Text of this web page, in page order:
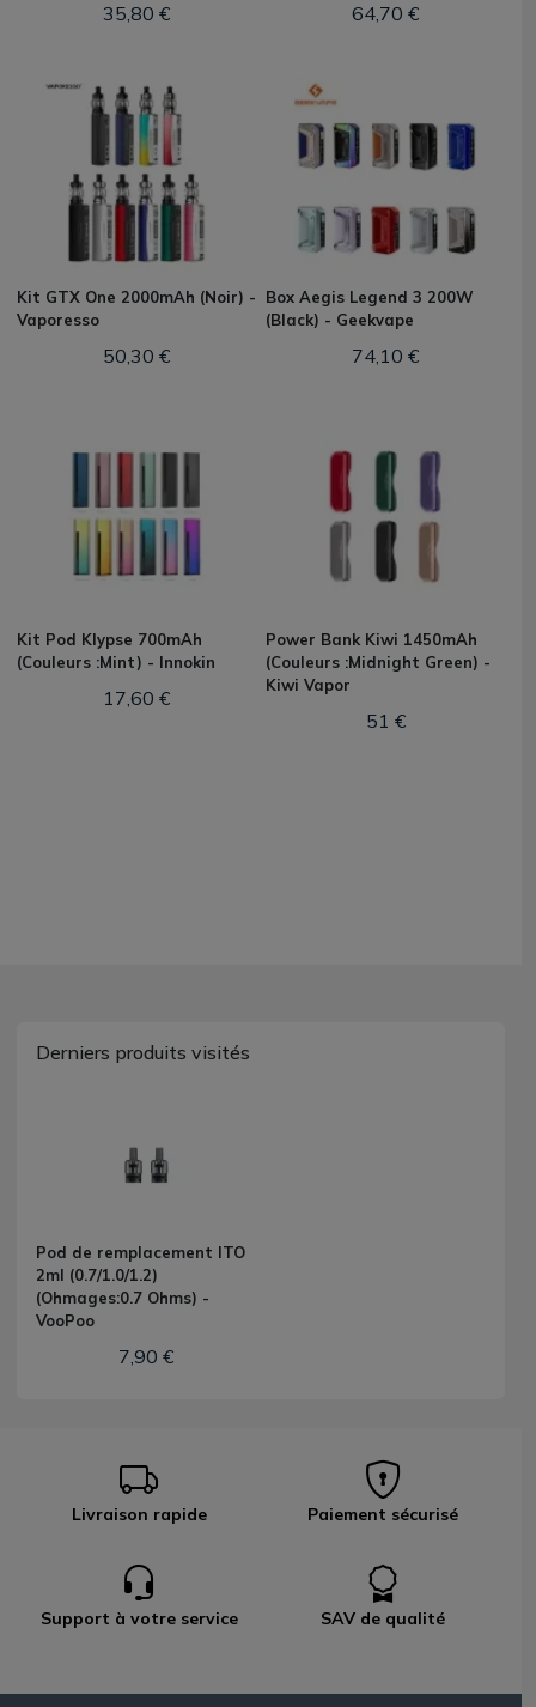
35,80 € 64,70 €
Kit GTX One 2000mAh (Noir) -
Vaporesso
50,30 €
Box Aegis Legend 3 200W
(Black) - Geekvape
74,10 €
Kit Pod Klypse 700mAh
(Couleurs :Mint) - Innokin
17,60 €
Power Bank Kiwi 1450mAh
(Couleurs :Midnight Green) -
Kiwi Vapor
51 €
Derniers produits visités
Pod de remplacement ITO
2ml (0.7/1.0/1.2)
(Ohmages:0.7 Ohms) -
VooPoo
7,90 €
Livraison rapide Paiement sécurisé
Support à votre service SAV de qualité